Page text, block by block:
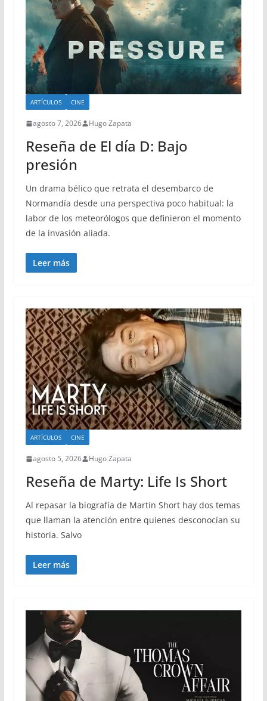
ARTÍCULOS CINE
agosto 7, 2026 Hugo Zapata
Reseña de El día D: Bajo
presión
Un drama bélico que retrata el desembarco de
Normandía desde una perspectiva poco habitual: la
labor de los meteorólogos que definieron el momento
de la invasión aliada.
Leer más
ARTÍCULOS CINE
agosto 5, 2026 Hugo Zapata
Reseña de Marty: Life Is Short
Al repasar la biografía de Martin Short hay dos temas
que llaman la atención entre quienes desconocían su
historia. Salvo
Leer más